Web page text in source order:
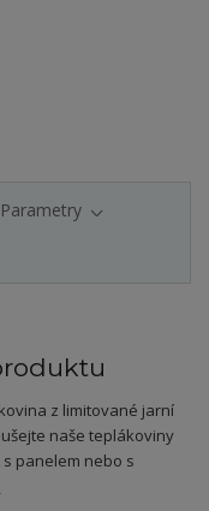
Parametry
z limitované jarní
naše teplákoviny
panelem nebo s